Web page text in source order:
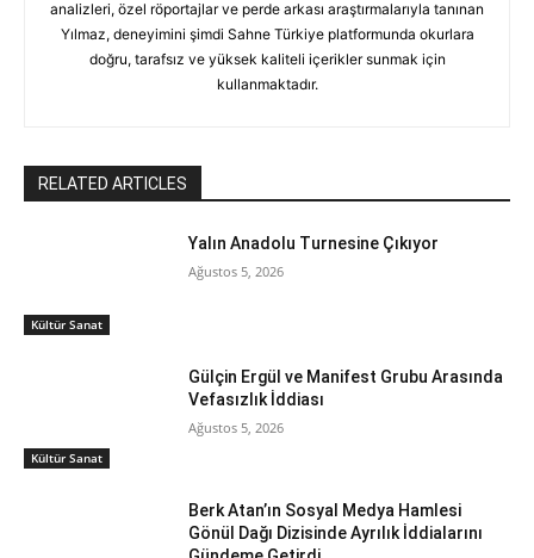
analizleri, özel röportajlar ve perde arkası araştırmalarıyla tanınan
Yılmaz, deneyimini şimdi Sahne Türkiye platformunda okurlara
doğru, tarafsız ve yüksek kaliteli içerikler sunmak için
kullanmaktadır.
RELATED ARTICLES
Kültür Sanat
Yalın Anadolu Turnesine Çıkıyor
Ağustos 5, 2026
Kültür Sanat
Gülçin Ergül ve Manifest Grubu Arasında
Vefasızlık İddiası
Ağustos 5, 2026
Berk Atan’ın Sosyal Medya Hamlesi
Gönül Dağı Dizisinde Ayrılık İddialarını